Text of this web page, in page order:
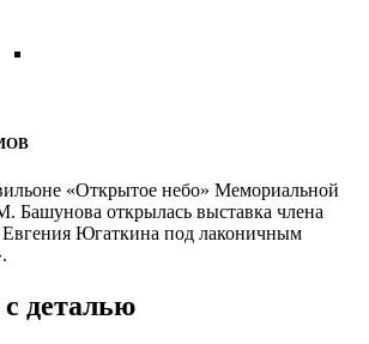
«Открытое небо» Мемориальной
Башунова открылась выставка члена
Югаткина под лаконичным
деталью